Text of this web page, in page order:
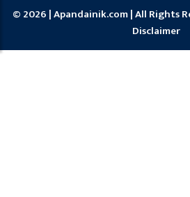
© 2026 | Apandainik.com | All Rights
Disclaimer